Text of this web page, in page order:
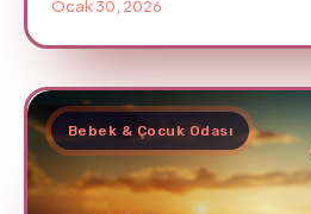
Ocak 30, 2026
Bebek & Çocuk Odası